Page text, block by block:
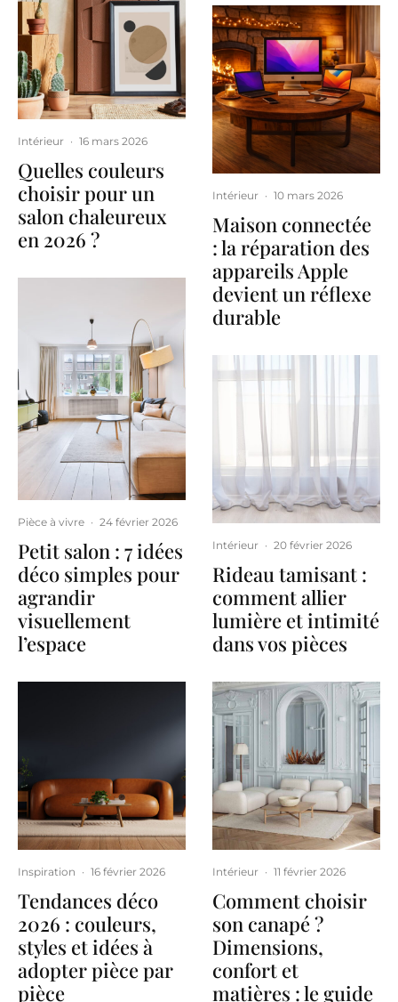
Intérieur · 16 mars 2026
Quelles couleurs
choisir pour un
salon chaleureux
en 2026 ?
Pièce à vivre · 24 février 2026
Petit salon : 7 idées
déco simples pour
agrandir
visuellement
l’espace
Inspiration · 16 février 2026
Tendances déco
2026 : couleurs,
styles et idées à
adopter pièce par
pièce
Intérieur · 10 mars 2026
Maison connectée
: la réparation des
appareils Apple
devient un réflexe
durable
Intérieur · 20 février 2026
Rideau tamisant :
comment allier
lumière et intimité
dans vos pièces
Intérieur · 11 février 2026
Comment choisir
son canapé ?
Dimensions,
confort et
matières : le guide